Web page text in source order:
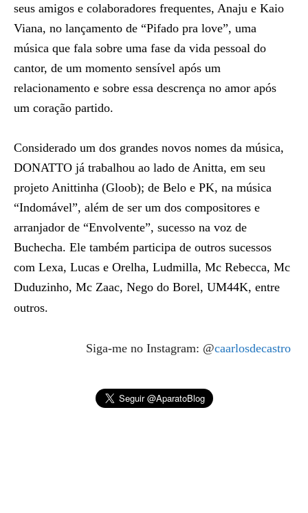
seus amigos e colaboradores frequentes, Anaju e Kaio
Viana, no lançamento de “Pifado pra love”, uma
música que fala sobre uma fase da vida pessoal do
cantor, de um momento sensível após um
relacionamento e sobre essa descrença no amor após
um coração partido.
Considerado um dos grandes novos nomes da música,
DONATTO já trabalhou ao lado de Anitta, em seu
projeto Anittinha (Gloob); de Belo e PK, na música
“Indomável”, além de ser um dos compositores e
arranjador de “Envolvente”, sucesso na voz de
Buchecha. Ele também participa de outros sucessos
com Lexa, Lucas e Orelha, Ludmilla, Mc Rebecca, Mc
Duduzinho, Mc Zaac, Nego do Borel, UM44K, entre
outros.
Siga-me no Instagram: @caarlosdecastro